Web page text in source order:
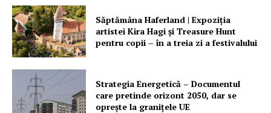
Săptămâna Haferland | Expoziţia
artistei Kira Hagi şi Treasure Hunt
pentru copii – în a treia zi a festivalului
Strategia Energetică – Documentul
care pretinde orizont 2050, dar se
oprește la granițele UE